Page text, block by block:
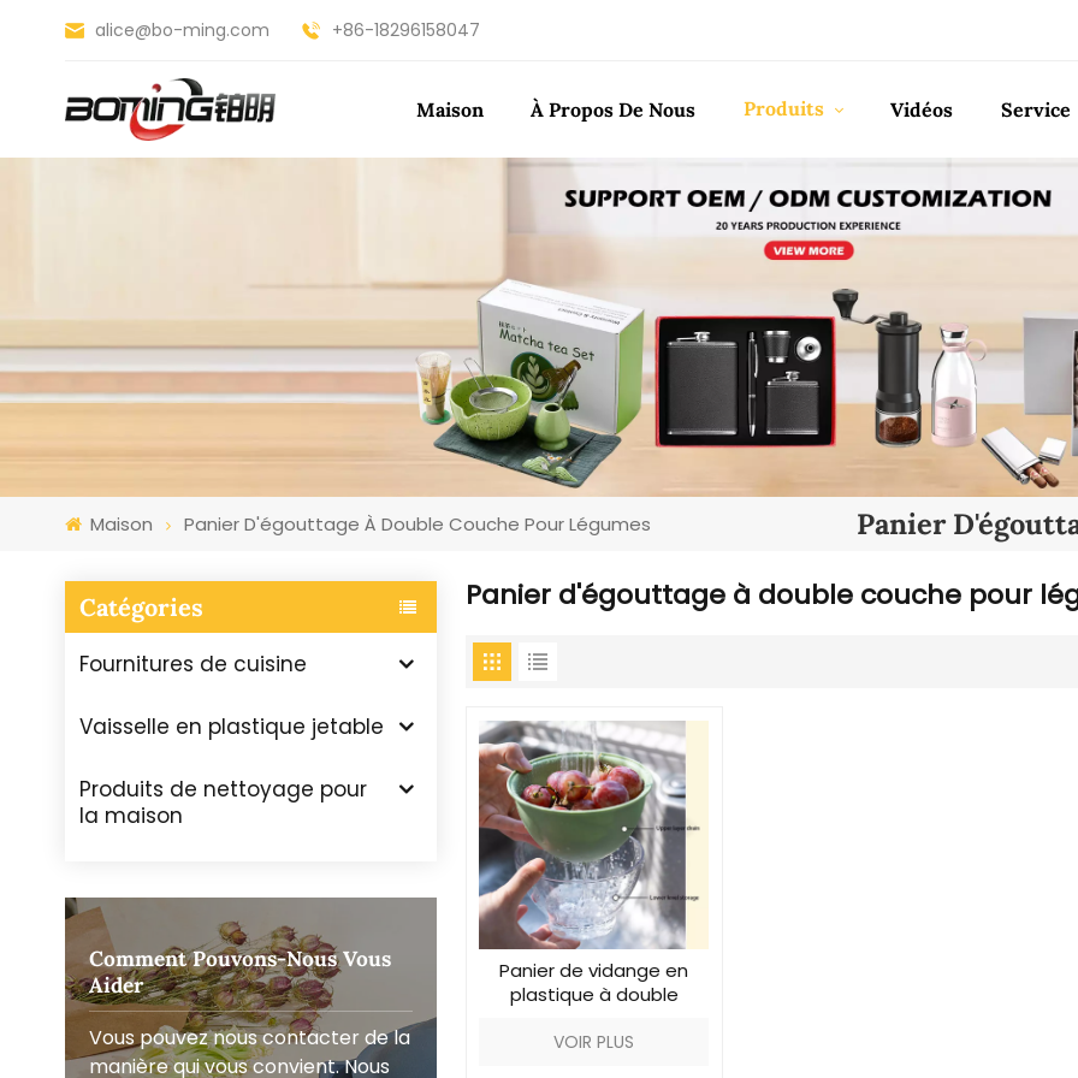
alice@bo-ming.com +86-18296158047
Maison À Propos De Nous Produits Vidéos Service
Maison Panier D'égouttage À Double Couche Pour Légumes Panier
Catégories
Fournitures de cuisine
Vaisselle en plastique jetable
Produits de nettoyage pour
la maison
Comment Pouvons-Nous Vous
Aider
Vous pouvez nous contacter de la
manière qui vous convient. Nous
Panier d'égouttage à double couche pour
Panier de vidange en
plastique à double
VOIR PLUS